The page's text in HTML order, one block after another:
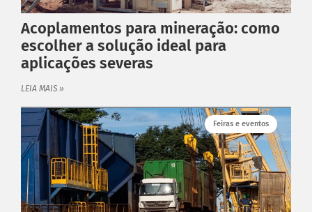
Acoplamentos para mineração: como
escolher a solução ideal para
aplicações severas
LEIA MAIS »
Feiras e eventos
PRODUTOS ANTARES
Linha Completa
Acoplamentos Flexíveis
Acoplamentos Elásticos